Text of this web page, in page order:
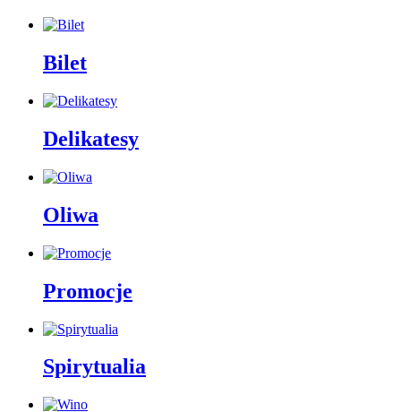
Bilet
Delikatesy
Oliwa
Promocje
Spirytualia